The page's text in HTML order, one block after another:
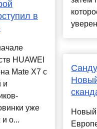
в
HUAWEI
Mate X7 с
и
уже
и о...
Новый